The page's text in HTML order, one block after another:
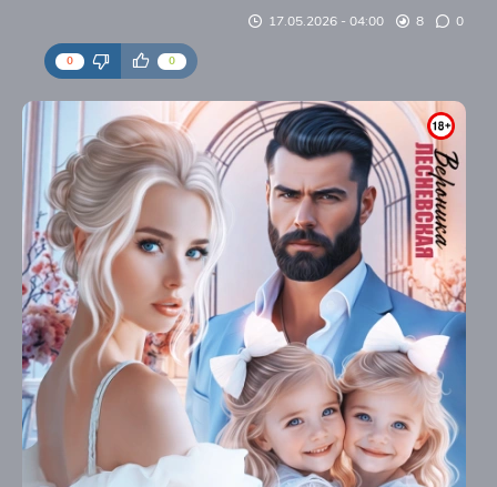
17.05.2026 - 04:00 8 0
0 0